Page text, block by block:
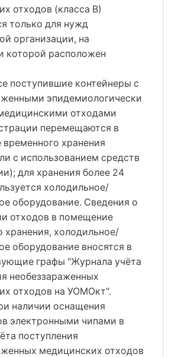
отходов (класса В)
только для нужд
организации, на
которой расположен
поступившие контейнеры с
эпидемиологически
отходами
перемещаются в
хранения
с использованием средств
для хранения более 24
холодильное/
оборудование. Сведения о
отходов в помещение
хранения, холодильное/
оборудование вносятся в
графы "Журнала учёта
необеззараженных
отходов на УОМОкт".
наличии оснащения
электронными чипами в
поступления
медицинских отходов